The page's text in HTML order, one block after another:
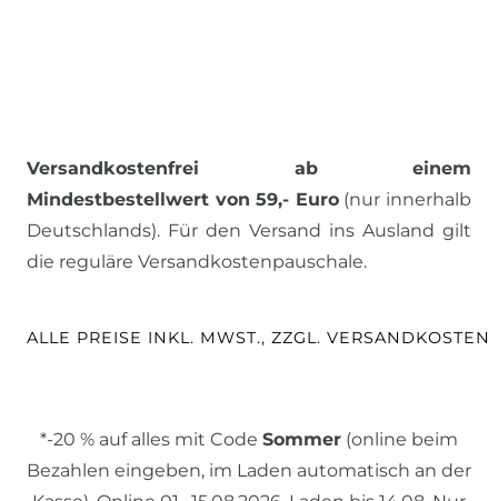
Versandkostenfrei ab einem
Mindestbestellwert von 59,- Euro(nur innerhalb
Deutschlands). Für den Versand ins Ausland gilt
die reguläre Versandkostenpauschale.
ALLE PREISE INKL. MWST., ZZGL. VERSANDKOSTEN
*-20 % auf alles mit Code Sommer (online beim
Bezahlen eingeben, im Laden automatisch an der